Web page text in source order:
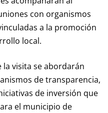
con organismos
a la promoción
local.
visita se abordarán
de transparencia,
de inversión que
el municipio de